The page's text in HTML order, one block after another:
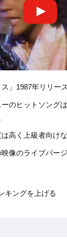
」1987年リリース
のヒットソング
高く上級者向け
像のライブバー
キングを上げる